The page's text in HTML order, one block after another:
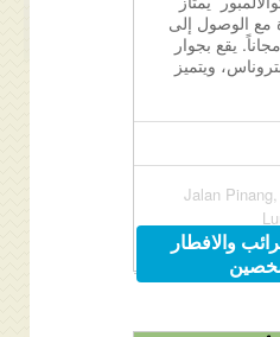
مع الوصول إلى
يقع بجوار
ويتميز
9 Jalan
والافطار